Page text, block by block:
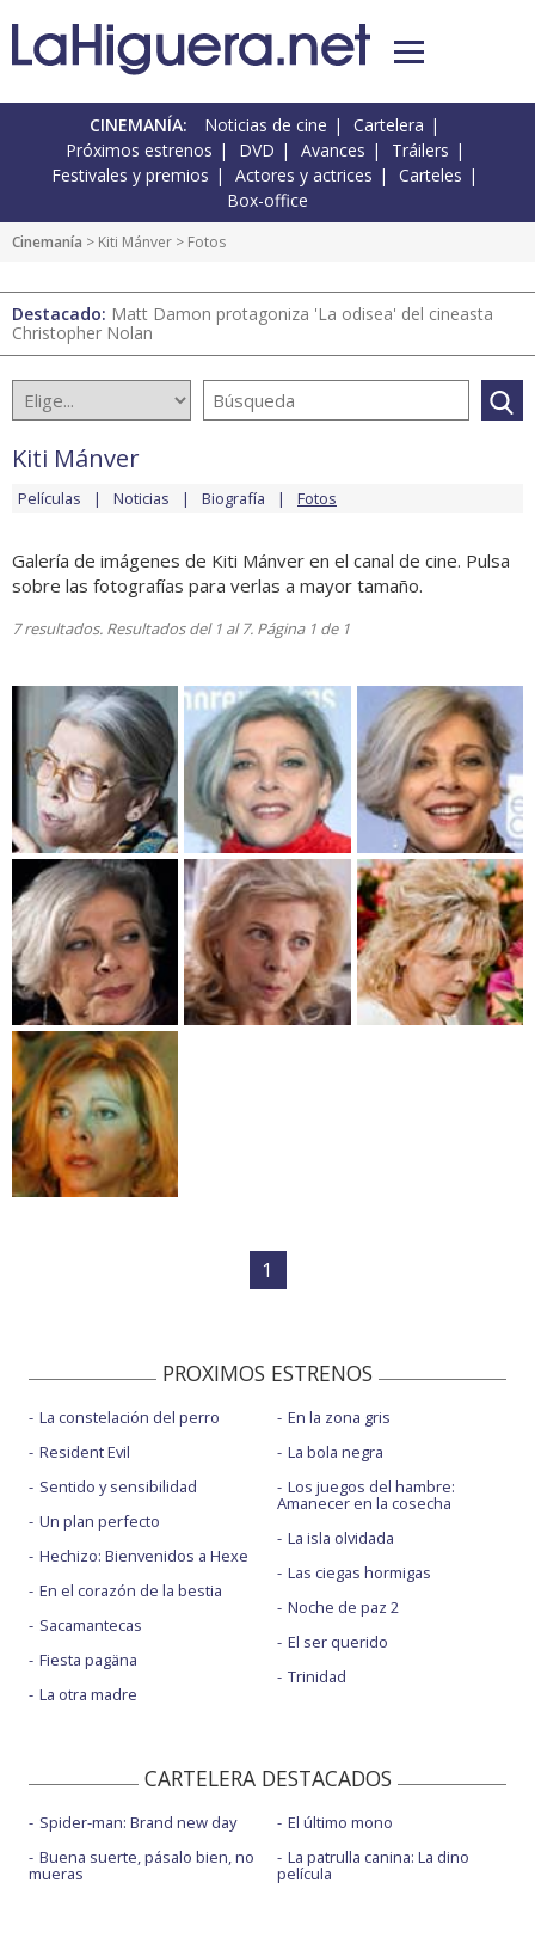
CINEMANÍA: Noticias de cine
Cartelera
Próximos estrenos
DVD Avances
Tráilers
Festivales y premios
Actores y actrices
Carteles
Box-office
Cinemanía > Kiti Mánver > Fotos
Destacado: Matt Damon protagoniza 'La odisea' del cineasta
Christopher Nolan
Kiti Mánver
Películas Noticias Biografía Fotos
Galería de imágenes de Kiti Mánver en el canal de cine. Pulsa
sobre las fotografías para verlas a mayor tamaño.
7 resultados. Resultados del 1 al 7. Página 1 de 1
1
PROXIMOS ESTRENOS
La constelación del perro
Resident Evil
Sentido y sensibilidad
Un plan perfecto
Hechizo: Bienvenidos a Hexe
En el corazón de la bestia
Sacamantecas
Fiesta pagäna
La otra madre
En la zona gris
La bola negra
Los juegos del hambre:
Amanecer en la cosecha
La isla olvidada
Las ciegas hormigas
Noche de paz 2
El ser querido
Trinidad
CARTELERA DESTACADOS
Spider-man: Brand new day
Buena suerte, pásalo bien, no
mueras
El último mono
La patrulla canina: La dino
película